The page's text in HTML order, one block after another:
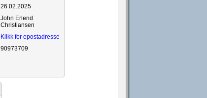
26.02.2025
John Erlend
Christiansen
Klikk for epostadresse
90973709